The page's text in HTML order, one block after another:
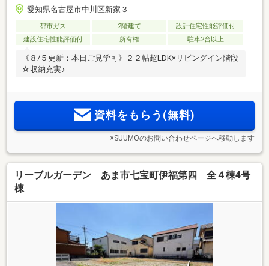
愛知県名古屋市中川区新家３
都市ガス 2階建て
設計住宅性能評価付
建設住宅性能評価付
所有権 駐車2台以上
《８/５更新：本日ご見学可》２２帖超LDK×リビングイン階段
☆収納充実♪
資料をもらう(無料)
※SUUMOのお問い合わせページへ移動します
リーブルガーデン あま市七宝町伊福第四 全４棟4号
棟